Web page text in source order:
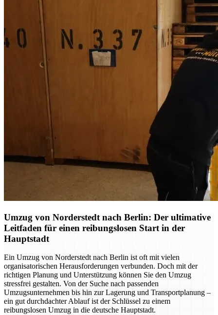
Umzug von Norderstedt nach Berlin: Der ultimative
Leitfaden für einen reibungslosen Start in der
Hauptstadt
Ein Umzug von Norderstedt nach Berlin ist oft mit vielen
organisatorischen Herausforderungen verbunden. Doch mit der
richtigen Planung und Unterstützung können Sie den Umzug
stressfrei gestalten. Von der Suche nach passenden
Umzugsunternehmen bis hin zur Lagerung und Transportplanung –
ein gut durchdachter Ablauf ist der Schlüssel zu einem
reibungslosen Umzug in die deutsche Hauptstadt.